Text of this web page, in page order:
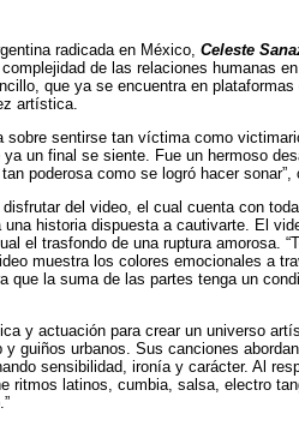
radicada en México, Celeste
de las relaciones humanas
que ya se encuentra en
artística.
sobre sentirse tan víctima como
un final se siente. Fue un hermoso
poderosa como se logró hacer
del video, el cual cuenta con
historia dispuesta a cautivarte. El
el trasfondo de una ruptura amorosa.
muestra los colores emocionales a
que la suma de las partes tenga un
y actuación para crear un universo
guiños urbanos. Sus canciones
sensibilidad, ironía y carácter. Al
ritmos latinos, cumbia, salsa, electro